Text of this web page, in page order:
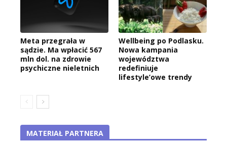
Meta przegrała w
sądzie. Ma wpłacić 567
mln dol. na zdrowie
psychiczne nieletnich
Wellbeing po Podlasku.
Nowa kampania
województwa
redefiniuje
lifestyle’owe trendy
MATERIAŁ PARTNERA